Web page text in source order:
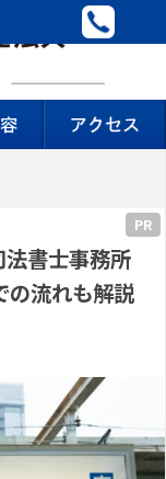
PR
書士事務所
の流れも解説